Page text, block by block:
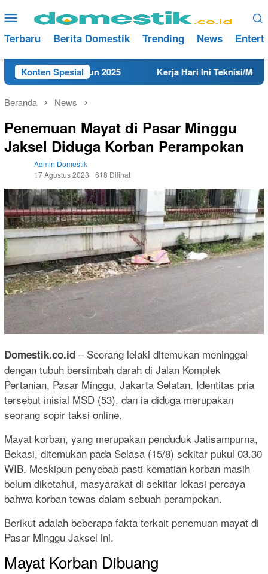
ke
konten
Menu
Mobile
Terbaru Berita Domestik Trending News
Konten Spesial
Tahun 2025 Kerja Hari Ini Teknisi/Mekanik
Beranda News
Penemuan Mayat di Pasar Minggu
Jaksel Diduga Korban Perampokan
Admin Domestik
17 Agustus 2023
618 Dilihat
Domestik.co.id – Seorang lelaki ditemukan meninggal
dengan tubuh bersimbah darah di Jalan Komplek
Pertanian, Pasar Minggu, Jakarta Selatan. Identitas pria
tersebut inisial MSD (53), dan ia diduga merupakan
seorang sopir taksi online.
Mayat korban, yang merupakan penduduk Jatisampurna,
Bekasi, ditemukan pada Selasa (15/8) sekitar pukul 03.30
WIB. Meskipun penyebab pasti kematian korban masih
belum diketahui, masyarakat di sekitar lokasi percaya
bahwa korban tewas dalam sebuah perampokan.
Berikut adalah beberapa fakta terkait penemuan mayat di
Pasar Minggu Jaksel ini.
Mayat Korban Dibuang